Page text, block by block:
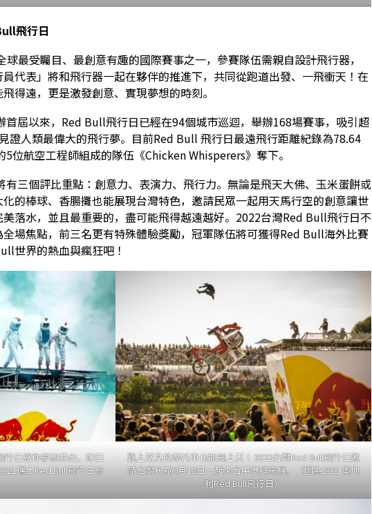
飛行日
最受矚目、最創意有趣的國際賽事之一，參賽隊伍需親自設計飛行器，
代表」將和飛行器一起在夥伴的推進下，共同從跑道出發、一飛衝天！在
得遠，更是激發創意、實現夢想的時刻。
首屆以來，Red Bull飛行日已經在94個城市巡迴，舉辦168場賽事，吸引超
證人類最偉大的飛行夢。目前Red Bull 飛行日最遠飛行距離紀錄為78.64
位航空工程師組成的隊伍《Chicken Whisperers》奪下。
三個評比重點：創意力、表演力、飛行力。無論是飛天大佛、玉米蛋餅或
的棒球、香腸攤也能展現台灣特色，邀請民眾一起用天馬行空的創意讓世
落水，並且最重要的，盡可能飛得越遠越好。2022台灣Red Bull飛行日不
場焦點，前三名更有特殊體驗獎勵，冠軍隊伍將可獲得Red Bull海外比賽
世界的熱血與瘋狂吧！
行日給你夢想舞台，即日
瑞士Red Bull飛行日參
路上常見的摩托車也能飛上天！2022台灣Red Bull飛行日邀
請台灣民眾9月18日一起來台中港搞飛機。（圖為2021奧地
利Red Bull飛行日）